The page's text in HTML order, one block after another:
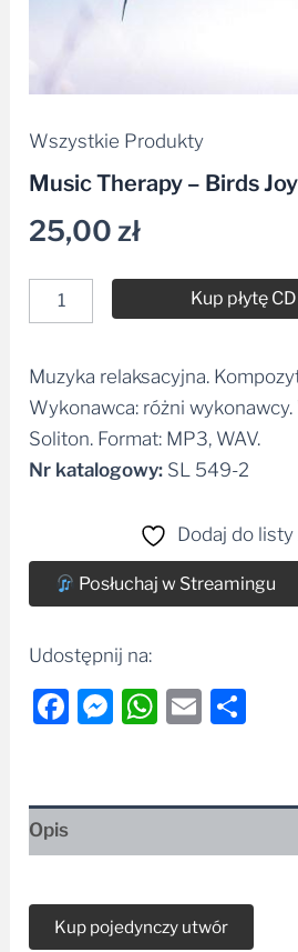
Wszystkie Produkty
Music Therapy – Birds
25,00zł
Kup płytę CD
Alternative:
Muzyka relaksacyjna.
Wykonawca: różni
Soliton. Format: MP3, WAV.
Nr katalogowy: SL 549-2
Dodaj do listy
Posłuchaj w Streamingu
Udostępnij na:
Facebook
Messenger
Email
Opis